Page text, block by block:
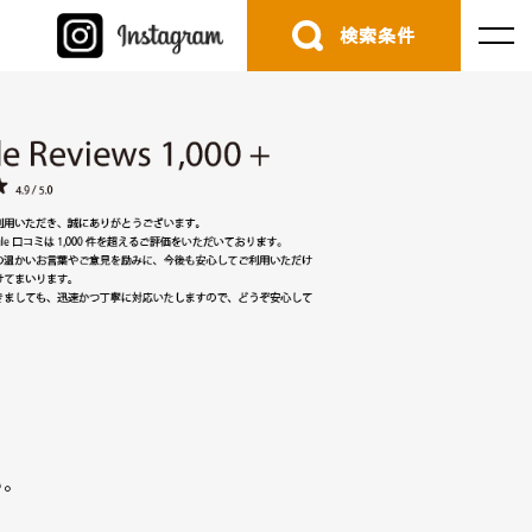
検索条件